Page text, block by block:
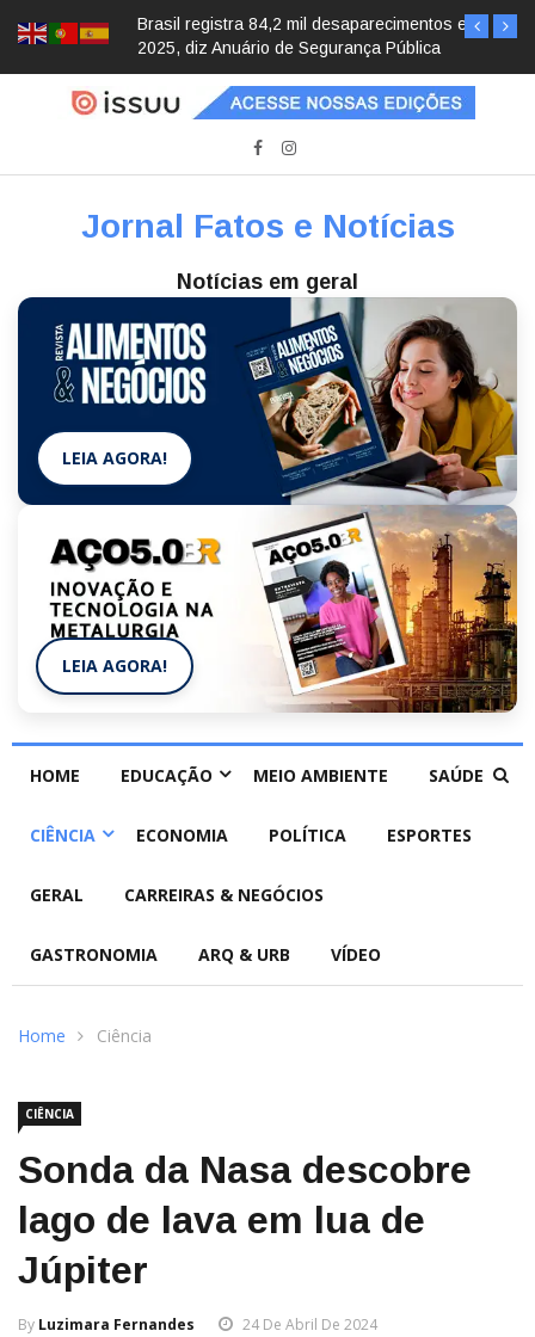
Brasil registra 84,2 mil desaparecimentos em
2025, diz Anuário de Segurança Pública
Jornal Fatos e Notícias
Notícias em geral
LEIA AGORA!
LEIA AGORA!
HOME EDUCAÇÃO MEIO AMBIENTE SAÚDE
CIÊNCIA ECONOMIA POLÍTICA ESPORTES
GERAL CARREIRAS & NEGÓCIOS
GASTRONOMIA ARQ & URB VÍDEO
Home Ciência
CIÊNCIA
Sonda da Nasa descobre
lago de lava em lua de
Júpiter
By Luzimara Fernandes 24 De Abril De 2024